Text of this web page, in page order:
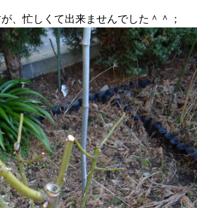
、忙しくて出来ませんでした＾＾；